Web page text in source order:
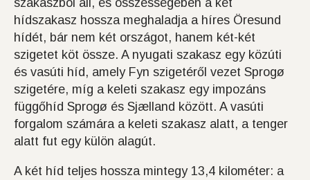
hídszakasz hossza meghaladja a híres Öresund
hídét, bár nem két országot, hanem két-két
szigetet köt össze. A nyugati szakasz egy közúti
és vasúti híd, amely Fyn szigetéről vezet Sprogø
szigetére, míg a keleti szakasz egy impozáns
függőhíd Sprogø és Sjælland között. A vasúti
forgalom számára a keleti szakasz alatt, a tenger
alatt fut egy külön alagút.
A két híd teljes hossza mintegy 13,4 kilométer: a